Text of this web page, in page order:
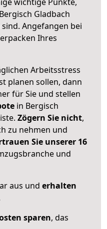
Gladbach
Angefangen bei
Ihres
Arbeitsstress
planen sollen, dann
für Sie und stellen
in Bergisch
Zögern Sie nicht,
zu nehmen und
Sie unserer 16
und
aus und erhalten
sparen, das